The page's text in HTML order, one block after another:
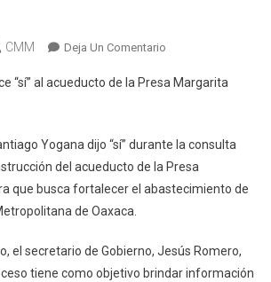
CMM Deja Un ComentarioEn
Yogana
Al
Acueducto
De
Margarita
Maza
“sí” al acueducto de la Presa Margarita
Yogana dijo “sí” durante la consulta
del acueducto de la Presa
que busca fortalecer el abastecimiento de
de Oaxaca.
el secretario de Gobierno, Jesús Romero,
tiene como objetivo brindar información